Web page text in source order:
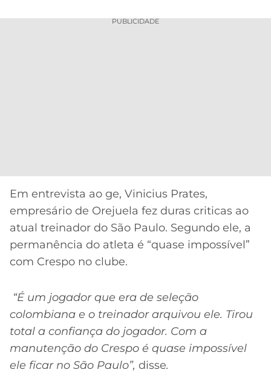
2026
FLAMENGO
GRÊMIO
MG
CRUZEIRO
LALIGA
PUBLICIDADE
Em entrevista ao ge, Vinicius Prates,
empresário de Orejuela fez duras criticas ao
atual treinador do São Paulo. Segundo ele, a
permanência do atleta é “quase impossível”
com Crespo no clube.
“É um jogador que era de seleção
colombiana e o treinador arquivou ele. Tirou
total a confiança do jogador. Com a
manutenção do Crespo é quase impossível
ele ficar no São Paulo”, disse.